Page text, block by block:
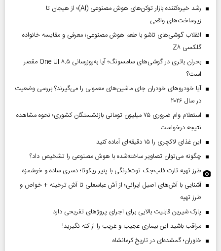
رشد خیره‌کننده بازار توکن‌های هوش مصنوعی (AI)؛ از هیجان تا
زیرساخت‌های واقعی
انقلاب گوشی‌های تاشو‌ با طعم هوش مصنوعی؛ معرفی و مقایسه خانواده
گلکسی Z۸
بحران باتری در گوشی‌های سامسونگ؛ آیا به‌روزرسانی One UI ۸.۵ مقصر
است؟
آیا خودروهای خودران جای ماشین‌های معمولی را می‌گیرند؟ بررسی وضعیت
در سال ۲۰۲۶
استعلام وام ضروری ۷۵ میلیون تومانی بازنشستگان کشوری؛ نحوه مشاهده
نتیجه درخواست
این غذای لاکچری را ۱۵ دقیقه‌ای آماده کنید
چگونه می‌توان تصاویر ساخته‌شده با هوش مصنوعی را تشخیص داد؟
طرز تهیه تارت فلپ‌جک توت‌فرنگی با پنیر ریکوتا؛ دسری ساده و خوشمزه
آشنایی با آش‌های اصیل ایرانی؛ از آش عباسعلی تا آش ترخینه + خواص و
طرز تهیه
پارک شیرین قابلیت‌ بالایی برای اجرای پروژهای تفریحی دارد
مراقب باشید این بیماری عجیب و غریب را از کنه نگیرید!
خاوران؛ گمشده‌ای در تاریخ کرمانشاه